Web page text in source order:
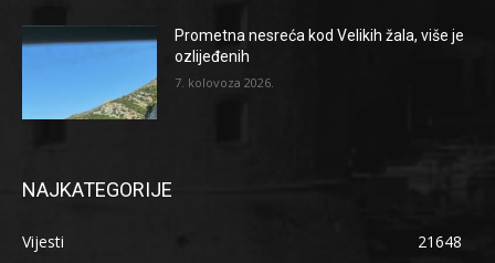
Prometna nesreća kod Velikih žala, više je
ozlijeđenih
7. kolovoza 2026.
NAJKATEGORIJE
Vijesti
21648